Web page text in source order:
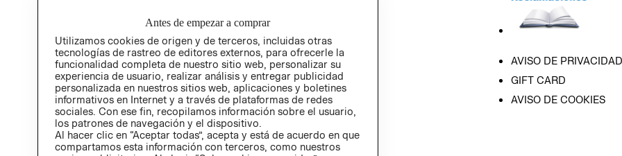
AVISO DE PRIVACIDAD
GIFT CARD
AVISO DE COOKIES
Antes de empezar a comprar
Utilizamos cookies de origen y de terceros, incluidas otras
tecnologías de rastreo de editores externos, para ofrecerle la
funcionalidad completa de nuestro sitio web, personalizar su
experiencia de usuario, realizar análisis y entregar publicidad
personalizada en nuestros sitios web, aplicaciones y boletines
informativos en Internet y a través de plataformas de redes
sociales. Con ese fin, recopilamos información sobre el usuario,
los patrones de navegación y el dispositivo.
Al hacer clic en “Aceptar todas”, acepta y está de acuerdo en que
compartamos esta información con terceros, como nuestros